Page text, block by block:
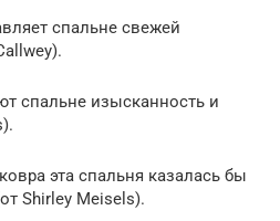
спальне свежей
спальне изысканность и
эта спальня казалась бы
Shirley Meisels).